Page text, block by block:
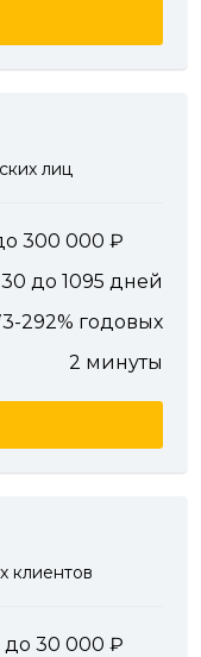
лиц
300 000
30 до 1095 дней
292% годовых
2 минуты
клиентов
до 30 000